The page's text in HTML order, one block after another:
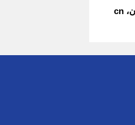
خبر آنلاین
کد قرار دادن اخبار هر بخش، در زیر همان بخش قرار دارد. برای تغییر فونت و رنگ از کلاس های nl برای عنوان، nd برای توضیحات، tm برای زمان، cn